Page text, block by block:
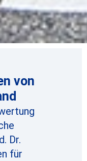
von
Dr.
für